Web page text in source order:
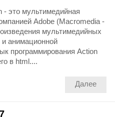
- это мультимедийная
Adobe (Macromedia -
мультимедийных
и анимационной
программирования Action
в html....
Далее